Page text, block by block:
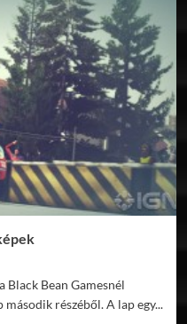
Black Bean Gamesnél
részéből. A lap egy...